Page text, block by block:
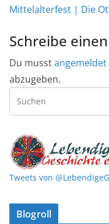
Mittelalterfest | Die
Schreibe
Du musstangemeldet
abzugeben.
Tweets von @LebendigeG
Blogroll